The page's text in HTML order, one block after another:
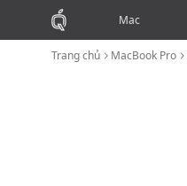
Mac
Trang chủ MacBook Pro